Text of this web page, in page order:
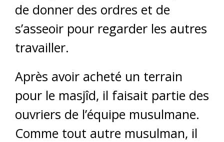
de donner des ordres et de
s’asseoir pour regarder les autres
travailler.
Après avoir acheté un terrain
pour le masjîd, il faisait partie des
ouvriers de l’équipe musulmane.
Comme tout autre musulman, il